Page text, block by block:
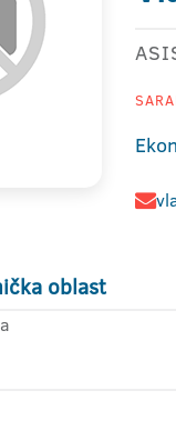
oblast